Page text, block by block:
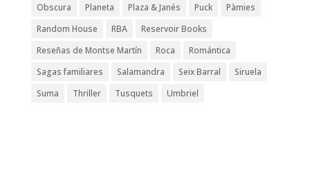
Obscura
Planeta Plaza & Janés Puck
Pàmies
Random House
RBA
Reservoir Books
Reseñas de Montse Martín
Roca
Romántica
Sagas familiares
Salamandra Seix Barral
Siruela
Suma
Thriller Tusquets Umbriel